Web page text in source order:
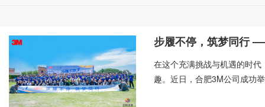
步履不停，筑梦同行
在这个充满挑战与机遇的时
趣。近日，合肥3M公司成功